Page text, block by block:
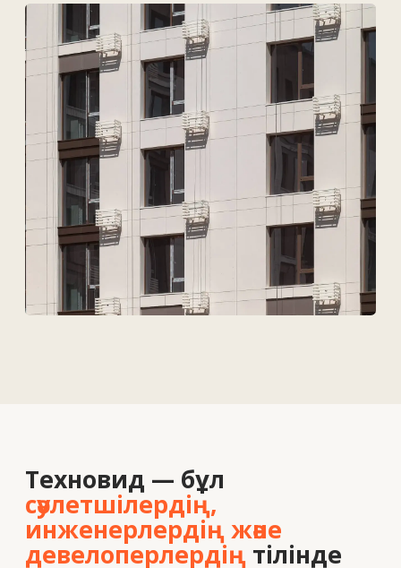
ТОО Техновид БСН 050440001556
Мәзір
Веб-сайт жасау
Технологиялар және материалдар
Қызметтер
Жобалар
Шешімдер
Вакансиялар
Байланыс деректері